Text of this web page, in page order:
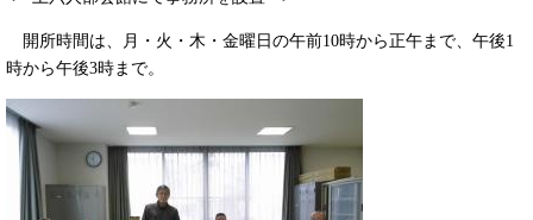
開所時間は、月・火・木・金曜日の午前10時から正午まで、午後1
時から午後3時まで。